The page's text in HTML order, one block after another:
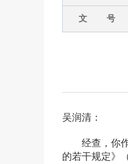
文 号
吴润清：
经查，你
的若干规定》